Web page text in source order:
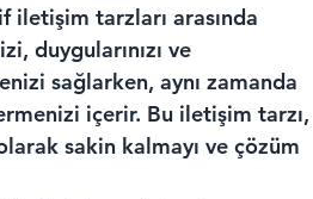
iletişim tarzları arasında
duygularınızı ve
sağlarken, aynı zamanda
içerir. Bu iletişim tarzı,
sakin kalmayı ve çözüm